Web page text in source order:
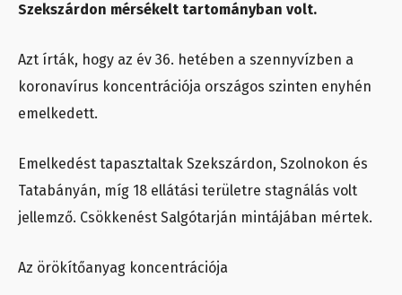
Szekszárdon mérsékelt tartományban volt.
Azt írták, hogy az év 36. hetében a szennyvízben a
koronavírus koncentrációja országos szinten enyhén
emelkedett.
Emelkedést tapasztaltak Szekszárdon, Szolnokon és
Tatabányán, míg 18 ellátási területre stagnálás volt
jellemző. Csökkenést Salgótarján mintájában mértek.
Az örökítőanyag koncentrációja